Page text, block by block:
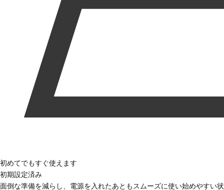
初めてでもすぐ使えます
初期設定済み
面倒な準備を減らし、電源を入れたあともスムーズに使い始めやすい